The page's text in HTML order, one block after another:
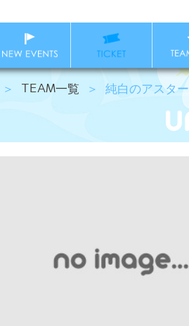
＞ TEAM一覧 ＞ 純白のアスター